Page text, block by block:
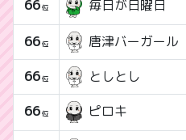
66位 毎日が日曜日
66位 唐津バーガール
66位 としとし
66位 ピロキ